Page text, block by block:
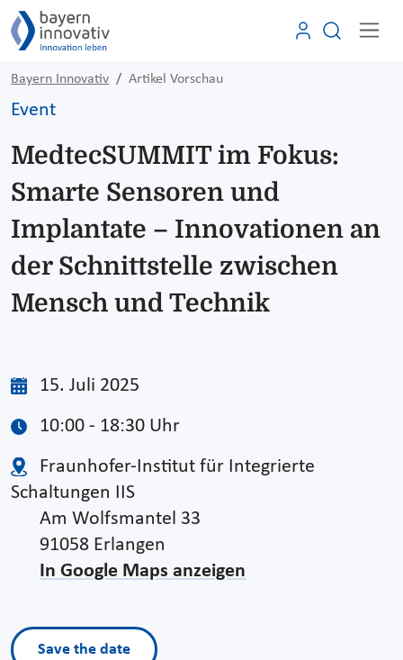
Bayern Innovativ Artikel Vorschau
Event
MedtecSUMMIT im Fokus:
Smarte Sensoren und
Implantate – Innovationen an
der Schnittstelle zwischen
Mensch und Technik
15. Juli 2025
10:00 - 18:30 Uhr
Fraunhofer-Institut für Integrierte
Schaltungen IIS
Am Wolfsmantel 33
91058 Erlangen
In Google Maps anzeigen
Save the date